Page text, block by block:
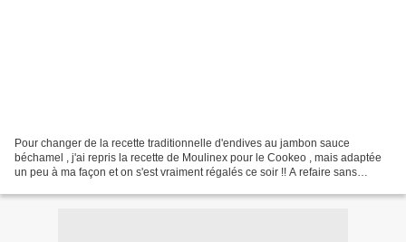
Pour changer de la recette traditionnelle d'endives au jambon sauce
béchamel , j'ai repris la recette de Moulinex pour le Cookeo , mais adaptée
un peu à ma façon et on s'est vraiment régalés ce soir !! A refaire sans